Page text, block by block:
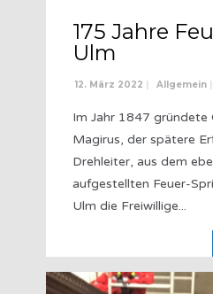
175 Jahre
Ulm
12. März 2022 | Allgemein |
Im Jahr 1847 gründete
Magirus, der spätere
Drehleiter, aus dem
aufgestellten Feuer-
Ulm die Freiwillige...